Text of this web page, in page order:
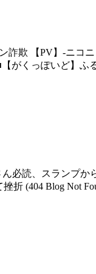
【がくっぽいど】
折 (404 Blog Not